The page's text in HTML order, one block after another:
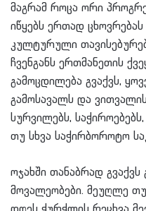
მაგრამ როცა ორი
იწყებს ერთად
კულტურული
ჩვენგანს ერთმანეთის
გამოცდილება გვაქვს,
გამოსავალს და
სურვილებს,
თუ სხვა საჭირბოროტო
ოჯახში თანაბრად
მოვალეობები. მეუღლე